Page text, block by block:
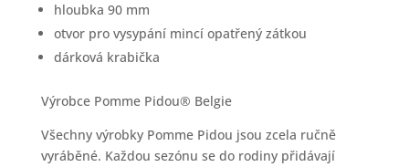
hloubka 90 mm
otvor pro vysypání mincí opatřený zátkou
dárková krabička
Výrobce Pomme Pidou® Belgie
Všechny výrobky Pomme Pidou jsou zcela ručně
vyráběné. Každou sezónu se do rodiny přidávají